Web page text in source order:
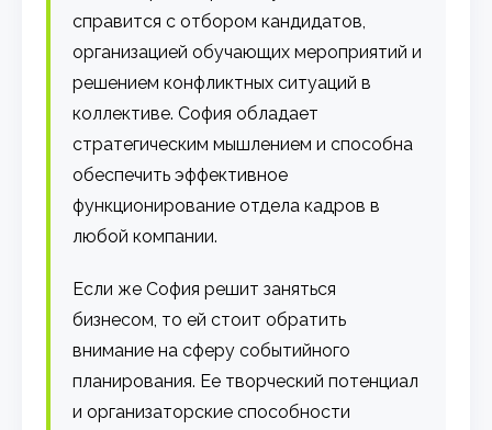
справится с отбором кандидатов,
организацией обучающих мероприятий и
решением конфликтных ситуаций в
коллективе. София обладает
стратегическим мышлением и способна
обеспечить эффективное
функционирование отдела кадров в
любой компании.
Если же София решит заняться
бизнесом, то ей стоит обратить
внимание на сферу событийного
планирования. Ее творческий потенциал
и организаторские способности